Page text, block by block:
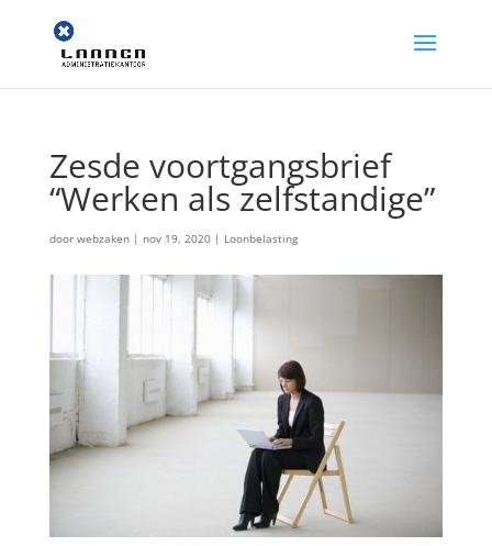
Zesde voortgangsbrief
“Werken als zelfstandige”
door webzaken| nov 19, 2020| Loonbelasting